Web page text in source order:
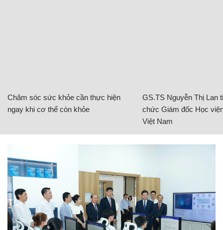
Chăm sóc sức khỏe cần thực hiện
ngay khi cơ thể còn khỏe
GS.TS Nguyễn Thị Lan
chức Giám đốc Học
Việt Nam